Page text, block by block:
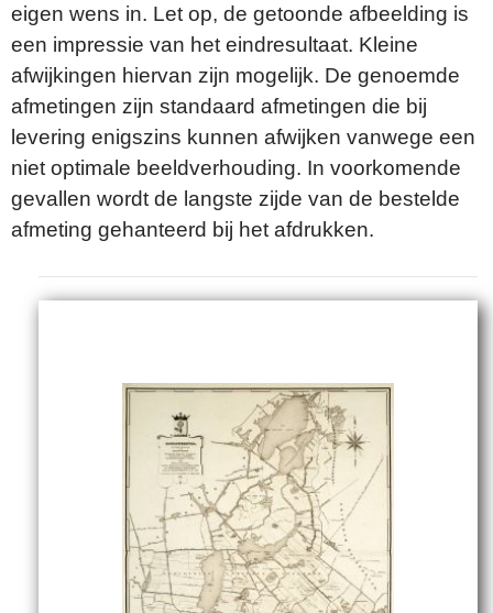
eigen wens in. Let op, de getoonde afbeelding is
een impressie van het eindresultaat. Kleine
afwijkingen hiervan zijn mogelijk. De genoemde
afmetingen zijn standaard afmetingen die bij
levering enigszins kunnen afwijken vanwege een
niet optimale beeldverhouding. In voorkomende
gevallen wordt de langste zijde van de bestelde
afmeting gehanteerd bij het afdrukken.